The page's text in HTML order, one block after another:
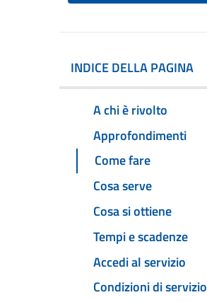
INDICE DELLA PAGINA
A chi è rivolto
Approfondimenti
Come fare
Cosa serve
Cosa si ottiene
Tempi e scadenze
Accedi al servizio
Condizioni di servizio